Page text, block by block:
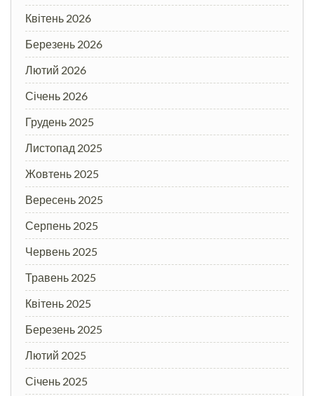
Квітень 2026
Березень 2026
Лютий 2026
Січень 2026
Грудень 2025
Листопад 2025
Жовтень 2025
Вересень 2025
Серпень 2025
Червень 2025
Травень 2025
Квітень 2025
Березень 2025
Лютий 2025
Січень 2025